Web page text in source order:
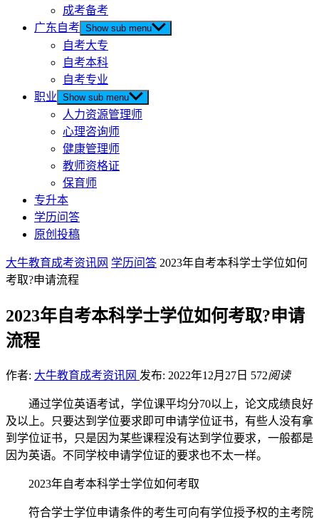
成考备考
广东自考 Show sub menu
自考大专
自考本科
自考专业
职业 Show sub menu
人力资源管理师
心理咨询师
健康管理师
教师资格证
保育师
专升本
学历问答
原创投稿
大牛教育成考资讯网 学历问答 2023年自考本科学士学位如何
考取?申请流程
2023年自考本科学士学位如何考取?申请
流程
作者: 大牛教育成考资讯网 发布: 2022年12月27日 572阅读
通过学位英语考试，学位课平均分70以上，论文成绩良好
及以上。只要达到学位要求即可申请学位证书，有些人没有拿
到学位证书，只是因为某些课程没有达到学位要求，一般都是
因为英语。不同学校申请学位证的要求也不太一样。
2023年自考本科学士学位如何考取
符合学士学位申请条件的考生可向有学位授予权的主考院